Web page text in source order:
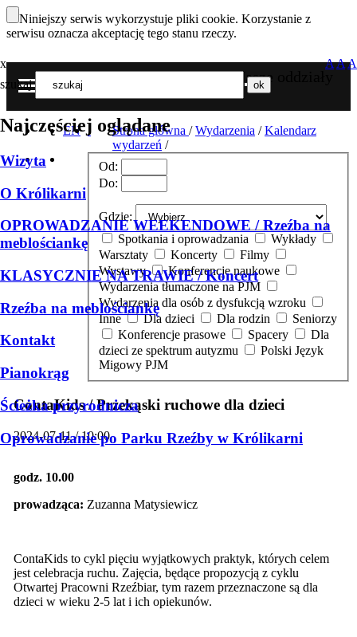
Niniejszy serwis wykorzystuje pliki cookie. Korzystanie z
serwisu oznacza akceptację tego stanu rzeczy.
Nasze oddziały
MENU
x
szukaj
Najczęściej oglądane
Wizyta
O Królikarni
OPROWADZANIE WEEKENDOWE / Rzeźba na
meblościankę
KLASYCZNIE NA TRAWIE / Koncert
Rzeźba na meblościankę
Kontakt
Pianokrąg
Ścieżka przyrodnicza
Oprowadzanie po Parku Rzeźby w Królikarni
AAA
EN Strona główna / Wydarzenia /Kalendarz
wydarzeń /
Od:
Do:
Gdzie:
Spotkania i oprowadzania
Wykłady
Warsztaty
Koncerty
Filmy
Wystawy
Konferencje naukowe
Wydarzenia tłumaczone na PJM
Wydarzenia dla osób z dysfukcją wzroku
Inne
Dla dzieci Dla rodzin
Seniorzy
Konferencje prasowe
Spacery
dzieci ze spektrum autyzmu
Migowy PJM
ContaKids / Przekąski ruchowe dla dzieci
2024-07-11 / 10:00
godz. 10.00
prowadząca: Zuzanna Matysiewicz
ContaKids to cykl pięciu wyjątkowych praktyk, których celem
jest celebracja ruchu. Zajęcia, będące propozycją z cyklu
Otwartej Pracowni Rzeźbiar, tym razem przeznaczone są dla
dzieci w wieku 2-5 lat i ich opiekunów.